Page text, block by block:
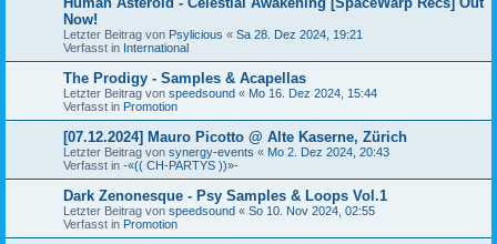
Now!
Letzter Beitrag von Psylicious « Sa 28. Dez 2024, 19:21
Verfasst in International
The Prodigy - Samples & Acapellas
Letzter Beitrag von speedsound « Mo 16. Dez 2024, 15:44
Verfasst in Promotion
[07.12.2024] Mauro Picotto @ Alte Kaserne, Zürich
Letzter Beitrag von synergy-events « Mo 2. Dez 2024, 20:43
Verfasst in -«(( CH-PARTYS ))»-
Dark Zenonesque - Psy Samples & Loops Vol.1
Letzter Beitrag von speedsound « So 10. Nov 2024, 02:55
Verfasst in Promotion